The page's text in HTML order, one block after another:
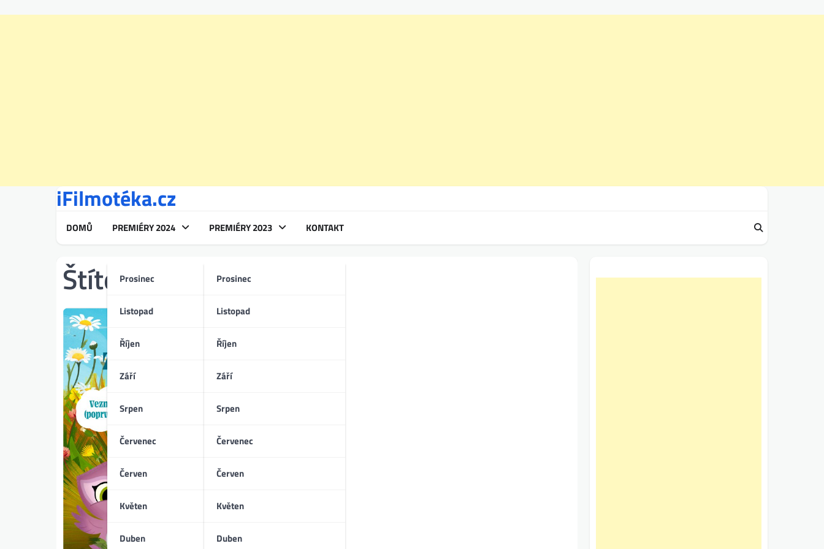
iFilmotéka.cz
DOMŮ PREMIÉRY 2024
Prosinec
Listopad
Říjen
Září
Srpen
Červenec
Červen
Květen
Duben
PREMIÉRY 2023
Prosinec
Listopad
Říjen
Září
Srpen
Červenec
Červen
Květen
Duben
KONTAKT
Štítek:Eberg